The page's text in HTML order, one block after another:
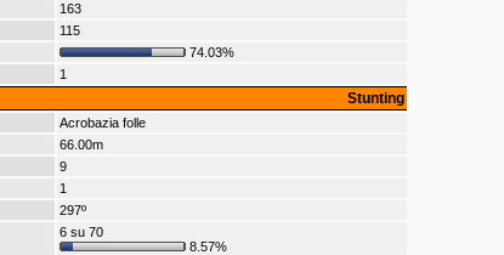
163
115
74.03%
1
Stunting
Acrobazia folle
66.00m
9
1
297º
6 su 70
8.57%